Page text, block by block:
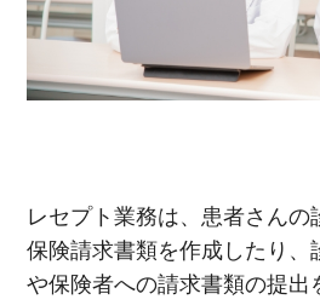
レセプト業務は、患者さんの
保険請求書類を作成したり、
や保険者への請求書類の提出